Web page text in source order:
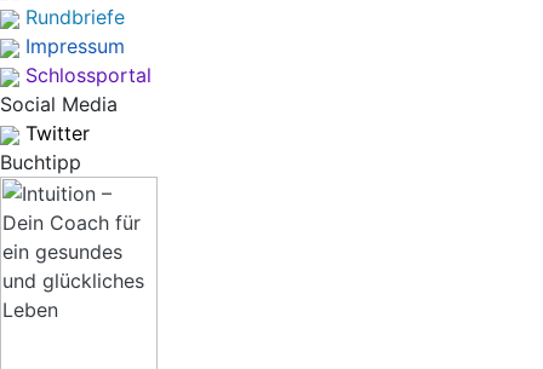
Rundbriefe
Impressum
Schlossportal
Social Media
Twitter
Buchtipp